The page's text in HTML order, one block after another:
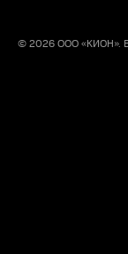
© 2026 ООО «КИОН».